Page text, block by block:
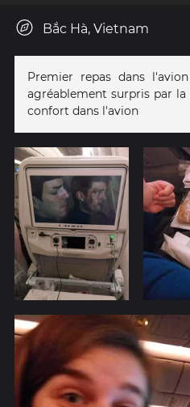
Bắc Hà, Vietnam
Premier repas dans
agréablement surpris par
confort dans l'avion